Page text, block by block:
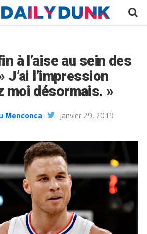
à l’aise au sein des
l’impression
moi désormais. »
Mendonca janvier 29, 2019